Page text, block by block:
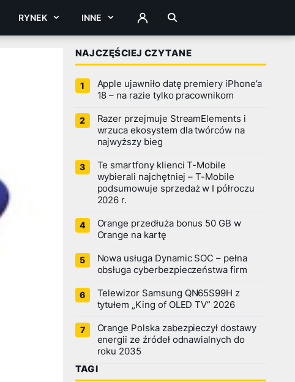
RYNEK INNE ZALOGUJ
NAJCZĘŚCIEJ CZYTANE
Apple ujawniło datę premiery iPhone’a
18 – na razie tylko pracownikom
Razer przejmuje StreamElements i
wrzuca ekosystem dla twórców na
najwyższy bieg
Te smartfony klienci T-Mobile
wybierali najchętniej – T-Mobile
podsumowuje sprzedaż w I półroczu
2026 r.
Orange przedłuża bonus 50 GB w
Orange na kartę
Nowa usługa Dynamic SOC – pełna
obsługa cyberbezpieczeństwa firm
Telewizor Samsung QN65S99H z
tytułem „King of OLED TV” 2026
Orange Polska zabezpieczył dostawy
energii ze źródeł odnawialnych do
roku 2035
TAGI